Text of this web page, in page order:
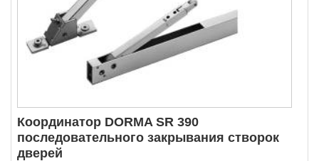
Координатор DORMA SR 390
последовательного закрывания створок
дверей